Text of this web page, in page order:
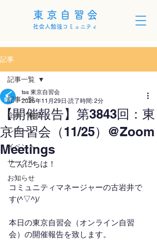
東京自習会
社会人勉強コミュニティ
記事
記事一覧
企画・制度
レポート
イベント
サークル
お知らせ
記事一覧
【開催報告】第3843回：東
京自習会（11/25）@Zoom
Meetings
tss 東京自習会
2025年11月29日 読了時間: 2分
こんにちは！
コミュニティマネージャーの古岩井で
す(^▽^)/
本日の東京自習会（オンライン自習
会）の開催報告を致します。